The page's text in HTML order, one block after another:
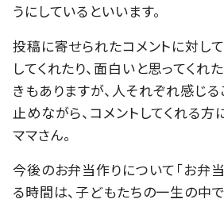
うにしているといいます。
投稿に寄せられたコメントに対して
してくれたり、面白いと思ってくれ
きもありますが、人それぞれ感じ
止めながら、コメントしてくれる方
ママさん。
今後のお弁当作りについて「お弁
る時間は、子どもたちの一生の中